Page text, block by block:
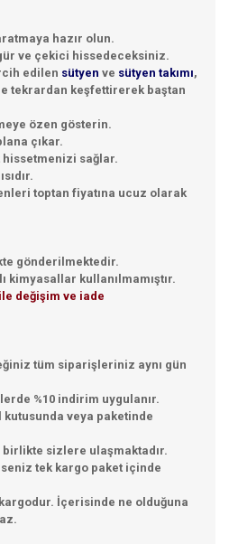
hazır olun.
ve çekici hissedeceksiniz.
edilen sütyen ve sütyen takımı,
tekrardan keşfettirerek baştan
özen gösterin.
çıkar.
sağlar.
toptan fiyatına ucuz olarak
gönderilmektedir.
kimyasallar kullanılmamıştır.
değişim ve iade
tüm siparişleriniz aynı gün
%10 indirim uygulanır.
veya paketinde
sizlere ulaşmaktadır.
tek kargo paket içinde
İçerisinde ne olduğuna